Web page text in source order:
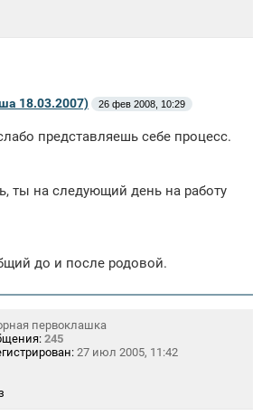
18.03.2007) 26 фев 2008, 10:29
представляешь себе процесс.
ты на следующий день на работу
до и после родовой.
первоклашка
245
27 июл 2005, 11:42